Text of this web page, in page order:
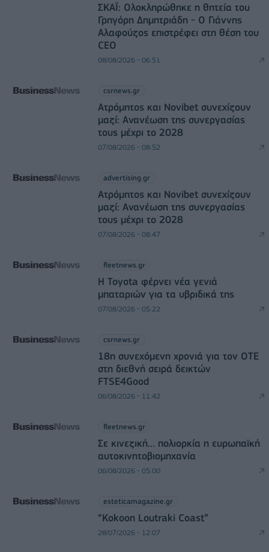
ΣΚΑΪ: Ολοκληρώθηκε η θητεία του
Γρηγόρη Δημητριάδη - Ο Γιάννης
Αλαφούζος επιστρέφει στη θέση του
CEO
08/08/2026 - 06:51
csrnews.gr
Ατρόμητος και Novibet συνεχίζουν
μαζί: Ανανέωση της συνεργασίας
τους μέχρι το 2028
07/08/2026 - 08:52
advertising.gr
Ατρόμητος και Novibet συνεχίζουν
μαζί: Ανανέωση της συνεργασίας
τους μέχρι το 2028
07/08/2026 - 08:47
fleetnews.gr
Η Toyota φέρνει νέα γενιά
μπαταριών για τα υβριδικά της
07/08/2026 - 05:22
csrnews.gr
18η συνεχόμενη χρονιά για τον ΟΤΕ
στη διεθνή σειρά δεικτών
FTSE4Good
06/08/2026 - 11:42
fleetnews.gr
Σε κινεζική… πολιορκία η ευρωπαϊκή
αυτοκινητοβιομηχανία
06/08/2026 - 05:00
esteticamagazine.gr
“Kokoon Loutraki Coast”
28/07/2026 - 12:07